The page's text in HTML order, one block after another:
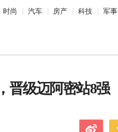
时尚 汽车 房产 科技 军事
晋级迈阿密站8强